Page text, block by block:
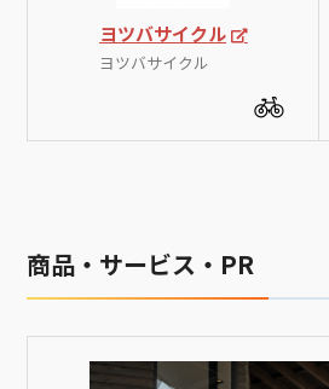
ヨツバサイクル
ヨツバサイクル
商品・サービス・PR